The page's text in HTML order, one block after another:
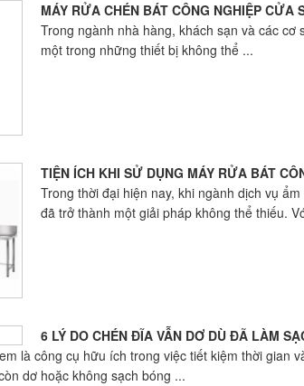
MÁY RỬA CHÉN BÁT CÔNG NGHIỆP CỬA
Trong ngành nhà hàng, khách sạn và các
một trong những thiết bị không thể ...
TIỆN ÍCH KHI SỬ DỤNG MÁY RỬA BÁT
Trong thời đại hiện nay, khi ngành dịch vụ
đã trở thành một giải pháp không thể thiếu.
6 LÝ DO CHÉN ĐĨA VẪN DƠ DÙ ĐÃ LÀM
là công cụ hữu ích trong việc tiết kiệm thời gian
dơ hoặc không sạch bóng ...